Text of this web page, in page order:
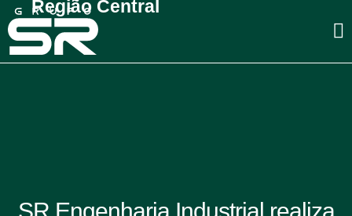
Região Central